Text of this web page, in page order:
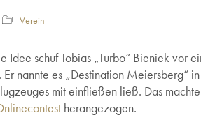
Verein
Idee schuf Tobias „Turbo“ Bieniek
nannte es „Destination Meiersberg“
mit einfließen ließ. Das
herangezogen.